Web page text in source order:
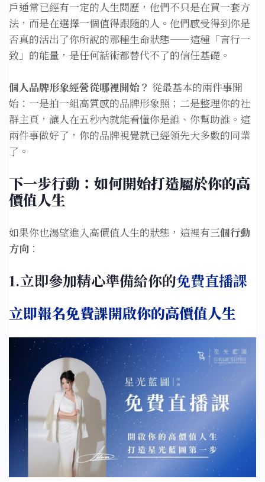
戶通常已經有一定的人生閱歷，他們不只是在買一套方
法，而是在選擇一個值得跟隨的人。他們感受得到你是
否真的活出了你所說的那種生命狀態——這種「言行一
致」的能量，是任何話術都替代不了的信任基礎。
個人品牌形象經營從哪裡開始？ 從最基本的兩件事開
始：一是拍一組高質感的品牌形象照；二是整理你的社
群主頁，讓人在五秒內就能看懂你是誰、你幫助誰。這
兩件事做好了，你的品牌視覺就已經領先大多數的同業
了。
下一步行動：如何開始打造屬於你的高
價值人生
如果你也渴望進入高價值人生的狀態，這裡有三個行動
方向 ：
1.立即參加精心準備給你的免費直播課
立即報名免費課開啟你的高價值人生